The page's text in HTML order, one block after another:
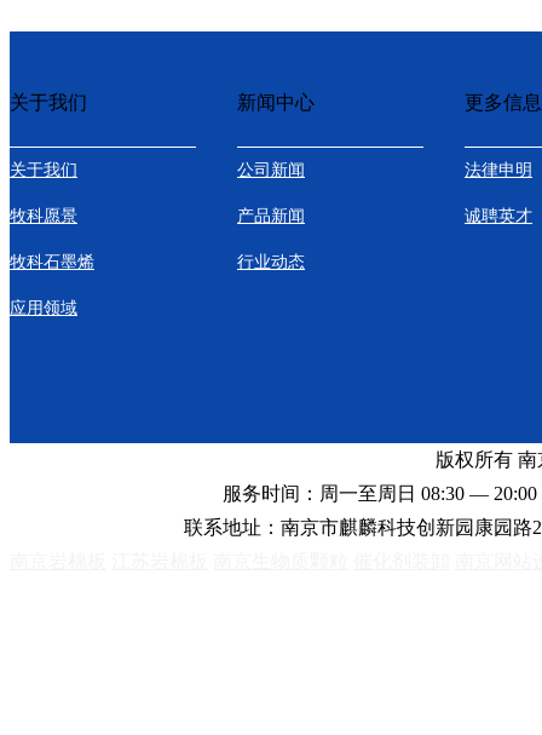
关于我们 新闻中心 更多信息
关于我们
牧科愿景
牧科石墨烯
应用领域
公司新闻
产品新闻
行业动态
法律申明
诚聘英才
版权所有
服务时间：周一至周日 08:30 —
联系地址：南京市麒麟科技创新园康园